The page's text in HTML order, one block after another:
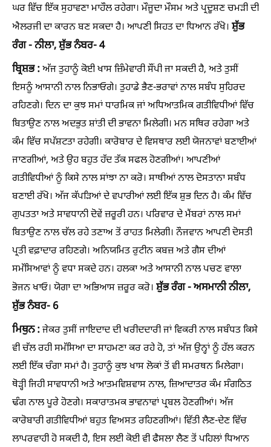
ਘਰ ਵਿੱਚ ਇੱਕ ਸੁਹਾਵਣਾ ਮਾਹੌਲ ਰਹੇਗਾ। ਮੌਜੂਦਾ ਮੌਸਮ ਅਤੇ ਪ੍ਰਦੂਸ਼ਣ ਚਮੜੀ ਦੀ
ਐਲਰਜੀ ਦਾ ਕਾਰਨ ਬਣ ਸਕਦਾ ਹੈ। ਆਪਣੀ ਸਿਹਤ ਦਾ ਧਿਆਨ ਰੱਖੋ। ਸ਼ੁੱਭ
ਰੰਗ - ਨੀਲਾ, ਸ਼ੁੱਭ ਨੰਬਰ- 4
ਬ੍ਰਿਸ਼ਭ :ਅੱਜ ਤੁਹਾਨੂੰ ਕੋਈ ਖਾਸ ਜ਼ਿੰਮੇਵਾਰੀ ਸੌਂਪੀ ਜਾ ਸਕਦੀ ਹੈ, ਅਤੇ ਤੁਸੀਂ
ਇਸਨੂੰ ਆਸਾਨੀ ਨਾਲ ਨਿਭਾਓਗੇ। ਤੁਹਾਡੇ ਭੈਣ-ਭਰਾਵਾਂ ਨਾਲ ਸਬੰਧ ਸੁਹਿਰਦ
ਰਹਿਣਗੇ। ਦਿਨ ਦਾ ਕੁਝ ਸਮਾਂ ਧਾਰਮਿਕ ਜਾਂ ਅਧਿਆਤਮਿਕ ਗਤੀਵਿਧੀਆਂ ਵਿੱਚ
ਬਿਤਾਉਣ ਨਾਲ ਅਦਭੁਤ ਸ਼ਾਂਤੀ ਦੀ ਭਾਵਨਾ ਮਿਲੇਗੀ। ਮਨ ਸਥਿਰ ਰਹੇਗਾ ਅਤੇ
ਕੰਮ ਵਿੱਚ ਸਪੱਸ਼ਟਤਾ ਰਹੇਗੀ। ਕਾਰੋਬਾਰ ਦੇ ਵਿਸਥਾਰ ਲਈ ਯੋਜਨਾਵਾਂ ਬਣਾਈਆਂ
ਜਾਣਗੀਆਂ, ਅਤੇ ਉਹ ਬਹੁਤ ਹੱਦ ਤੱਕ ਸਫਲ ਹੋਣਗੀਆਂ। ਆਪਣੀਆਂ
ਗਤੀਵਿਧੀਆਂ ਨੂੰ ਕਿਸੇ ਨਾਲ ਸਾਂਝਾ ਨਾ ਕਰੋ। ਸਾਥੀਆਂ ਨਾਲ ਦੋਸਤਾਨਾ ਸਬੰਧ
ਬਣਾਈ ਰੱਖੋ। ਅੱਜ ਕੱਪੜਿਆਂ ਦੇ ਵਪਾਰੀਆਂ ਲਈ ਇੱਕ ਸ਼ੁਭ ਦਿਨ ਹੈ। ਕੰਮ ਵਿੱਚ
ਗੁਪਤਤਾ ਅਤੇ ਸਾਵਧਾਨੀ ਦੋਵੇਂ ਜ਼ਰੂਰੀ ਹਨ। ਪਰਿਵਾਰ ਦੇ ਮੈਂਬਰਾਂ ਨਾਲ ਸਮਾਂ
ਬਿਤਾਉਣ ਨਾਲ ਚੱਲ ਰਹੇ ਤਣਾਅ ਤੋਂ ਰਾਹਤ ਮਿਲੇਗੀ। ਨੌਜਵਾਨ ਆਪਣੀ ਦੋਸਤੀ
ਪ੍ਰਤੀ ਵਫ਼ਾਦਾਰ ਰਹਿਣਗੇ। ਅਨਿਯਮਿਤ ਰੁਟੀਨ ਕਬਜ਼ ਅਤੇ ਗੈਸ ਦੀਆਂ
ਸਮੱਸਿਆਵਾਂ ਨੂੰ ਵਧਾ ਸਕਦੇ ਹਨ। ਹਲਕਾ ਅਤੇ ਆਸਾਨੀ ਨਾਲ ਪਚਣ ਵਾਲਾ
ਭੋਜਨ ਖਾਓ। ਯੋਗਾ ਦਾ ਅਭਿਆਸ ਜ਼ਰੂਰ ਕਰੋ। ਸ਼ੁੱਭ ਰੰਗ - ਅਸਮਾਨੀ ਨੀਲਾ,
ਸ਼ੁੱਭ ਨੰਬਰ- 6
ਮਿਥੁਨ :ਜੇਕਰ ਤੁਸੀਂ ਜਾਇਦਾਦ ਦੀ ਖਰੀਦਦਾਰੀ ਜਾਂ ਵਿਕਰੀ ਨਾਲ ਸਬੰਧਤ ਕਿਸੇ
ਵੀ ਚੱਲ ਰਹੀ ਸਮੱਸਿਆ ਦਾ ਸਾਹਮਣਾ ਕਰ ਰਹੇ ਹੋ, ਤਾਂ ਅੱਜ ਉਨ੍ਹਾਂ ਨੂੰ ਹੱਲ ਕਰਨ
ਲਈ ਇੱਕ ਚੰਗਾ ਸਮਾਂ ਹੈ। ਤੁਹਾਨੂੰ ਕੁਝ ਖਾਸ ਲੋਕਾਂ ਤੋਂ ਵੀ ਸਮਰਥਨ ਮਿਲੇਗਾ।
ਥੋੜ੍ਹੀ ਜਿਹੀ ਸਾਵਧਾਨੀ ਅਤੇ ਆਤਮਵਿਸ਼ਵਾਸ ਨਾਲ, ਜ਼ਿਆਦਾਤਰ ਕੰਮ ਸੰਗਠਿਤ
ਢੰਗ ਨਾਲ ਪੂਰੇ ਹੋਣਗੇ। ਸਕਾਰਾਤਮਕ ਭਾਵਨਾਵਾਂ ਪ੍ਰਬਲ ਹੋਣਗੀਆਂ। ਅੱਜ
ਕਾਰੋਬਾਰੀ ਗਤੀਵਿਧੀਆਂ ਬਹੁਤ ਵਿਅਸਤ ਰਹਿਣਗੀਆਂ। ਵਿੱਤੀ ਲੈਣ-ਦੇਣ ਵਿੱਚ
ਲਾਪਰਵਾਹੀ ਹੋ ਸਕਦੀ ਹੈ, ਇਸ ਲਈ ਕੋਈ ਵੀ ਫੈਸਲਾ ਲੈਣ ਤੋਂ ਪਹਿਲਾਂ ਧਿਆਨ